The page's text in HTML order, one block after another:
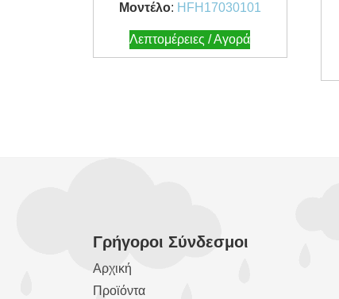
Μοντέλο: HFH17030101
Λεπτομέρειες / Αγορά
Γρήγοροι Σύνδεσμοι
Αρχική
Προϊόντα